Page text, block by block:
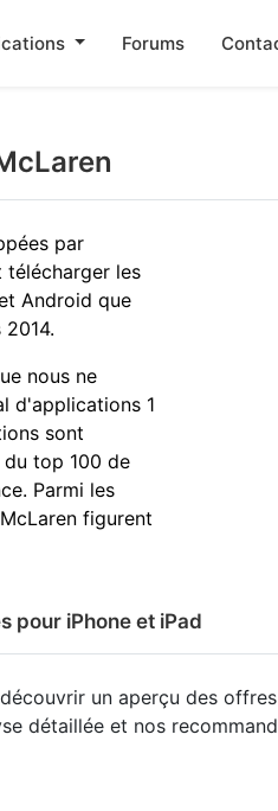
Forums
par
télécharger les
Android que
nous ne
d'applications 1
sont
du top 100 de
Parmi les
figurent
pour iPhone et iPad
un aperçu des
détaillée et nos